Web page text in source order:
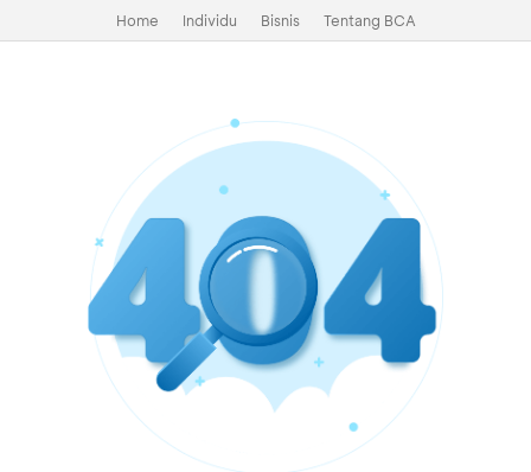
Home Individu Bisnis Tentang BCA